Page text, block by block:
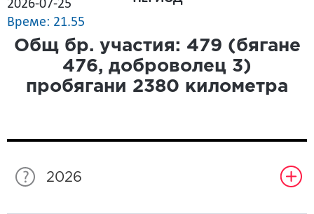
2026-07-25
Време: 21.55
Общ бр. участия: 479 (бягане
476, доброволец 3)
пробягани 2380 километра
2026